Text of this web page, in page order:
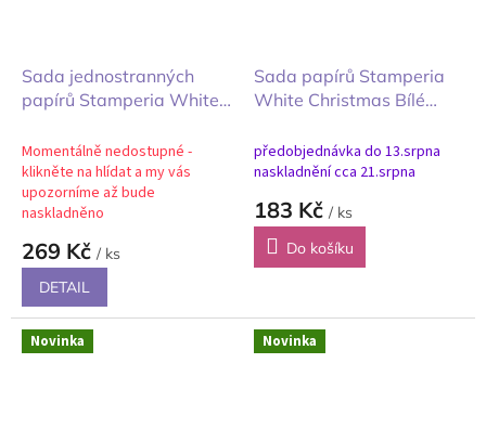
Sada jednostranných
papírů Stamperia White
maxi 20x20cm
Momentálně nedostupné -
klikněte na hlídat a my vás
upozorníme až bude
naskladněno
269 Kč / ks
DETAIL
Sada papírů Stamperia
White Christmas Bílé
předobjednávka do 13.srpna
naskladnění cca 21.srpna
183 Kč / ks
Do košíku
Novinka Novinka